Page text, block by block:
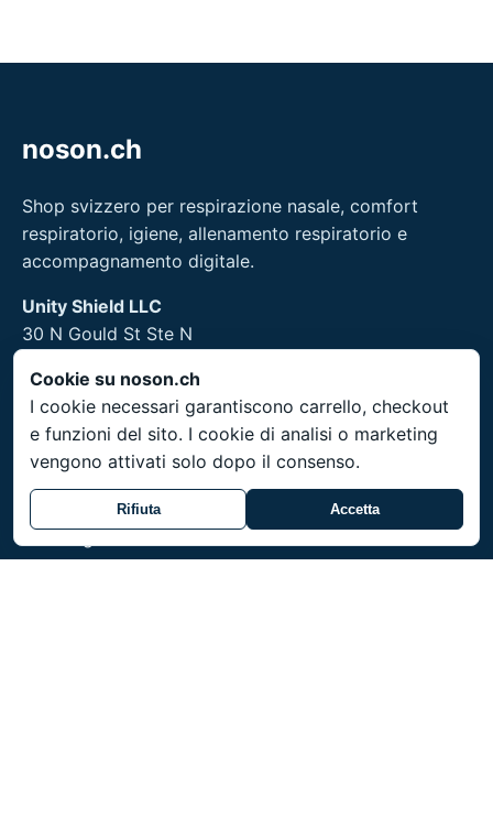
noson.ch
Shop svizzero per respirazione nasale, comfort
respiratorio, igiene, allenamento respiratorio e
accompagnamento digitale.
Unity Shield LLC
30 N Gould St Ste N
USA
Informazioni legali
Cookie su noson.ch
I cookie necessari garantiscono carrello, checkout
e funzioni del sito. I cookie di analisi o marketing
vengono attivati solo dopo il consenso.
Rifiuta Accetta